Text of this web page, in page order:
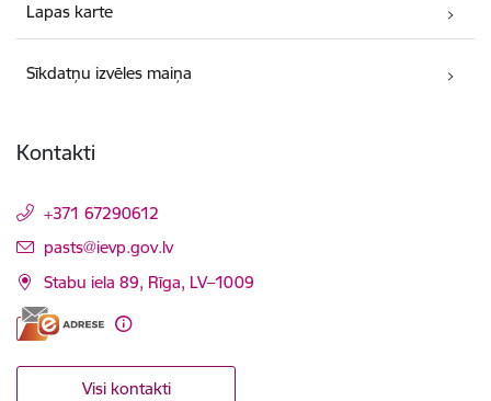
Lapas karte
Sīkdatņu izvēles maiņa
Kontakti
+371 67290612
E-pasts:
pasts@ievp.gov.lv
Stabu iela 89, Rīga, LV–1009
Visi kontakti